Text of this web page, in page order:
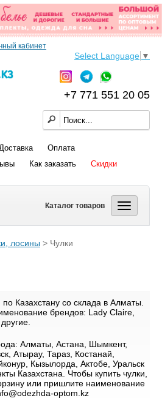
кабинет
Select Language ▼
+7 771 551 20 05
Оплата
Как заказать Скидки
Каталог товаров
лосины > Чулки
Казахстану со склада в Алматы.
брендов: Lady Claire,
Алматы, Астана, Шымкент,
Атырау, Тараз, Костанай,
Кызылорда, Актобе, Уральск
Казахстана. Чтобы купить чулки,
или пришлите наименование
optom.kz